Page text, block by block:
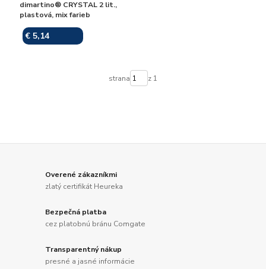
dimartino® CRYSTAL 2 lit.,
plastová, mix farieb
€ 5,14
strana z 1
Overené zákazníkmi
zlatý certifikát Heureka
Bezpečná platba
cez platobnú bránu Comgate
Transparentný nákup
presné a jasné informácie